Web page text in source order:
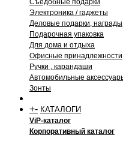
Съедобные подарки
Электроника / гаджеты
Деловые подарки,
Подарочная упаковка
Для дома и отдыха
Офисные принадлежности
Ручки , карандаши
Автомобильные
Зонты
+- КАТАЛОГИ
ViP-каталог
Корпоративный каталог